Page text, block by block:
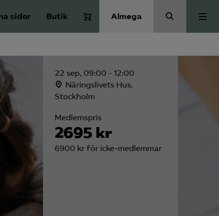
sidor Butik Almega
Kontakt
Kollektivavtal och försäkringar
Aktuellt
22 sep, 09:00 - 12:00
Näringslivets Hus,
Stockholm
Medlemspris
2695 kr
6900 kr för icke-medlemmar